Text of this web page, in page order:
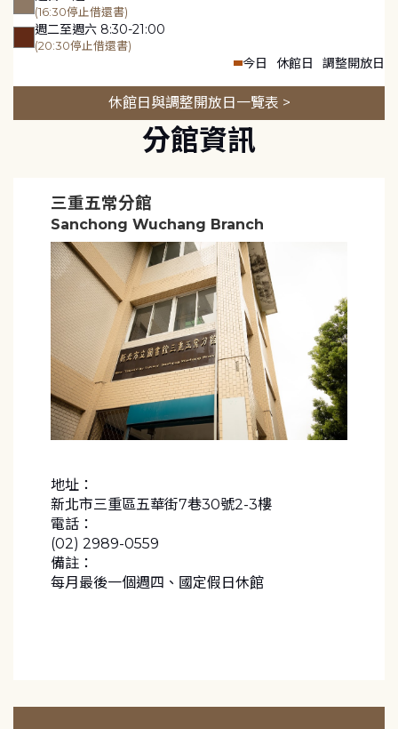
(16:30停止借還書)
週二至週六 8:30-21:00
(20:30停止借還書)
今日 休館日 調整開放日
休館日與調整開放日一覽表 >
分館資訊
三重五常分館
Sanchong Wuchang Branch
地址：
新北市三重區五華街7巷30號2-3樓
電話：
(02) 2989-0559
備註：
每月最後一個週四、國定假日休館